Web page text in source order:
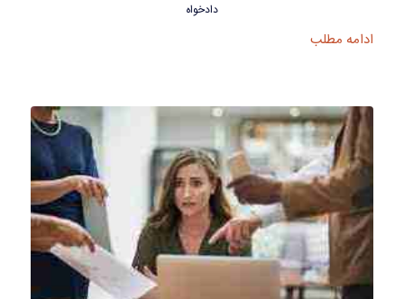
دادخواه
ادامه مطلب